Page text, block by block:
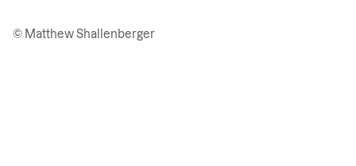
© Matthew Shallenberger